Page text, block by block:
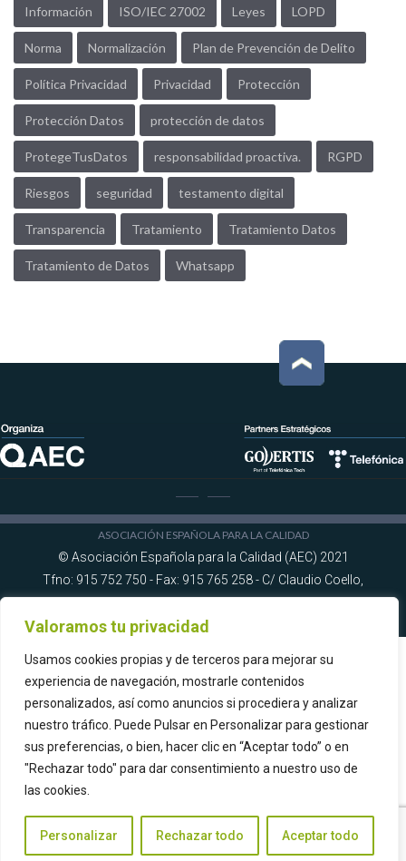
Valoramos tu privacidad
Usamos cookies propias y de terceros para mejorar su
experiencia de navegación, mostrarle contenidos
personalizados, así como anuncios si procediera y analizar
nuestro tráfico. Puede Pulsar en Personalizar para gestionar
sus preferencias, o bien, hacer clic en “Aceptar todo” o en
"Rechazar todo" para dar consentimiento a nuestro uso de
las cookies.
Personalizar Rechazar todo Aceptar todo
Información ISO/IEC 27002 Leyes LOPD
Norma Normalización Plan de Prevención de Delito
Política Privacidad Privacidad Protección
Protección Datos protección de datos
ProtegeTusDatos responsabilidad proactiva. RGPD
Riesgos seguridad testamento digital
Transparencia Tratamiento Tratamiento Datos
Tratamiento de Datos Whatsapp
ASOCIACIÓN ESPAÑOLA PARA LA CALIDAD
© Asociación Española para la Calidad (AEC) 2021
Tfno: 915 752 750 - Fax: 915 765 258 - C/ Claudio Coello,
Aviso Legal|